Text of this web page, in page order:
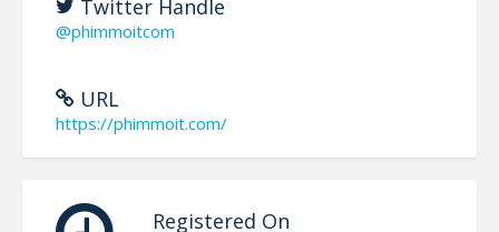
Twitter Handle
@phimmoitcom
URL
https://phimmoit.com/
Registered On